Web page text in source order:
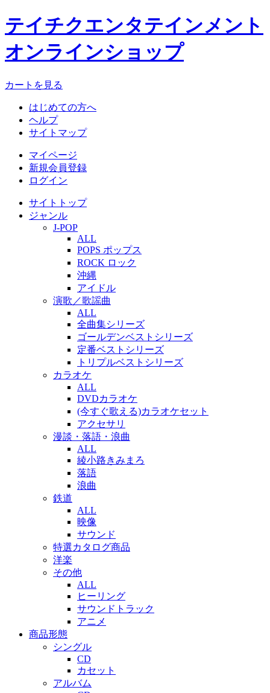
テイチクエンタテインメント
オンラインショップ
カートを見る
はじめての方へ
ヘルプ
サイトマップ
マイページ
新規会員登録
ログイン
サイトトップ
ジャンル
J-POP
ALL
POPS ポップス
ROCK ロック
沖縄
アイドル
演歌／歌謡曲
ALL
全曲集シリーズ
ゴールデンベストシリーズ
定番ベストシリーズ
トリプルベストシリーズ
カラオケ
ALL
DVDカラオケ
(今すぐ歌える)カラオケセット
アクセサリ
漫談・落語・浪曲
ALL
綾小路きみまろ
落語
浪曲
鉄道
ALL
映像
サウンド
特選カタログ商品
洋楽
その他
ALL
ヒーリング
サウンドトラック
アニメ
商品形態
シングル
CD
カセット
アルバム